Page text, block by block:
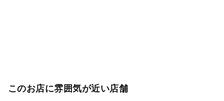
このお店に雰囲気が近い店舗